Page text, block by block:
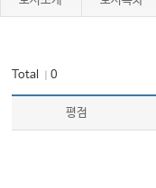
Total ｜0
평점